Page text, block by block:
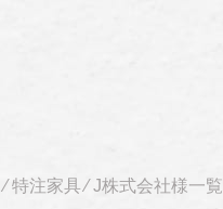
⁄特注家具⁄J株式会社様一覧